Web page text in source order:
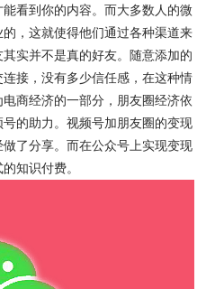
看到你的内容。而大多数人的微
，这就使得他们通过各种渠道来
实并不是真的好友。随意添加的
接，没有多少信任感，在这种情
商经济的一部分，朋友圈经济依
的助力。视频号加朋友圈的变现
了分享。而在公众号上实现变现
知识付费。